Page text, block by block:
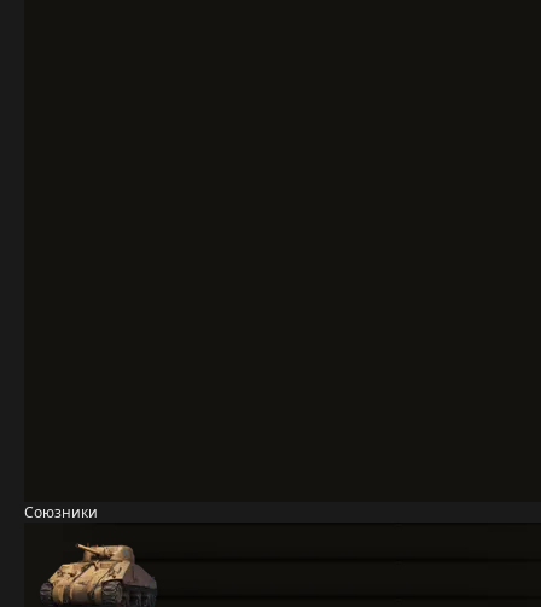
Союзники